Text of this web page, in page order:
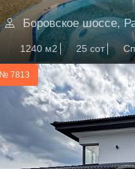
Боровское шоссе,
1240 м2 25 сот
№ 7813